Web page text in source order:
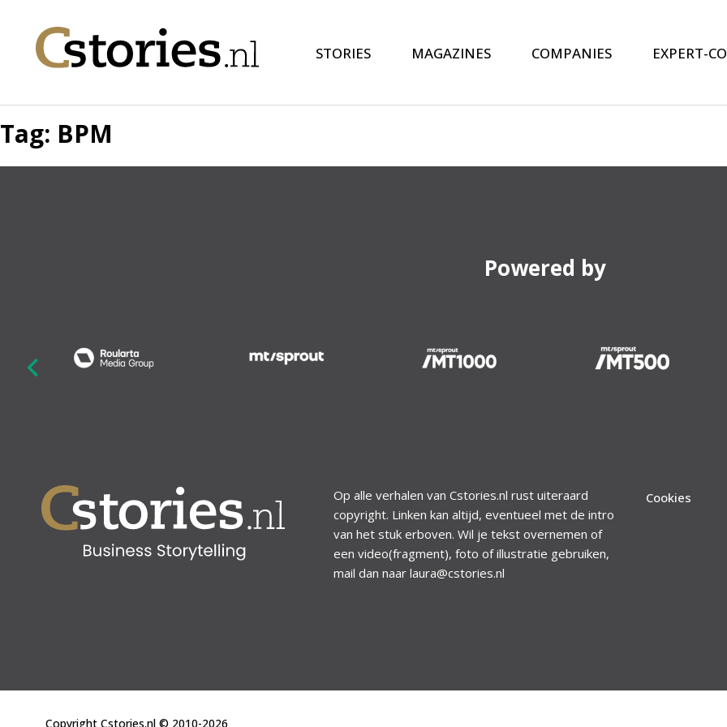
STORIES MAGAZINES COMPANIES EXPERT-
Tag: BPM
Powered by
Op alle verhalen van Cstories.nl rust uiteraard
copyright. Linken kan altijd, eventueel met de intro
van het stuk erboven. Wil je tekst overnemen of
een video(fragment), foto of illustratie gebruiken,
mail dan naar laura@cstories.nl
Cookies
Copyright Cstories.nl © 2010-2026